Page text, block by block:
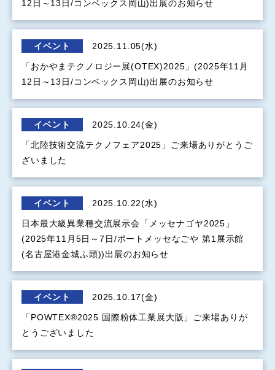
12日～13日/コンベックス岡山)出展のお知らせ
イベント 2025.11.05(水)
「おかやまテクノロジー展(OTEX)2025」(2025年11月
12日～13日/コンベックス岡山)出展のお知らせ
イベント 2025.10.24(金)
「北陸技術交流テクノフェア2025」ご来場ありがとうご
ざいました
イベント 2025.10.22(水)
日本最大級異業種交流展示会「メッセナゴヤ2025」
(2025年11月5日～7日/ポートメッセなごや 第1展示館
(名古屋港金城ふ頭))出展のお知らせ
イベント 2025.10.17(金)
「POWTEX®2025 国際粉体工業展大阪」ご来場ありが
とうございました